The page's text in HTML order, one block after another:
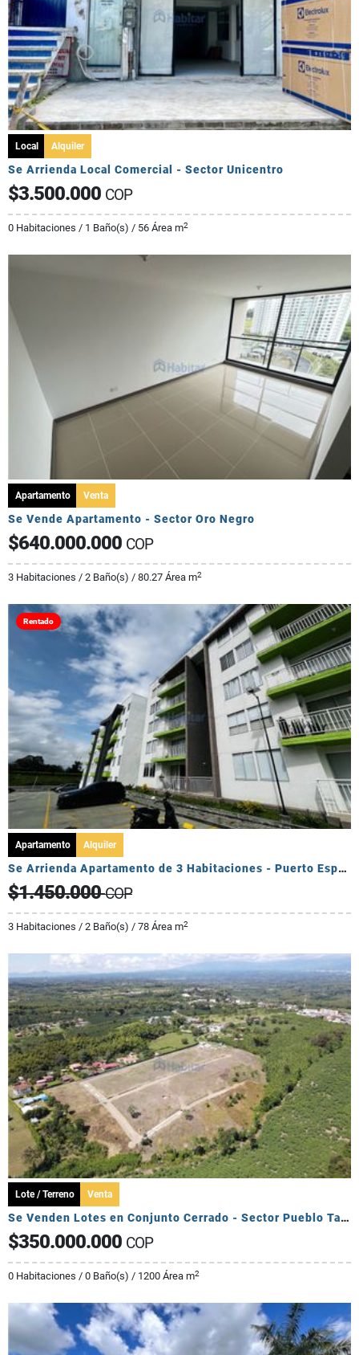
Local Alquiler
Se Arrienda Local Comercial - Sector Unicentro
$3.500.000 COP
0 Habitaciones / 1 Baño(s) / 56 Área m2
Apartamento Venta
Se Vende Apartamento - Sector Oro Negro
$640.000.000 COP
3 Habitaciones / 2 Baño(s) / 80.27 Área m2
Rentado
Apartamento Alquiler
Se Arrienda Apartamento de 3 Habitaciones - Puerto Espejo
$1.450.000COP
3 Habitaciones / 2 Baño(s) / 78 Área m2
Lote / Terreno Venta
Se Venden Lotes en Conjunto Cerrado - Sector Pueblo Tapado
$350.000.000 COP
0 Habitaciones / 0 Baño(s) / 1200 Área m2